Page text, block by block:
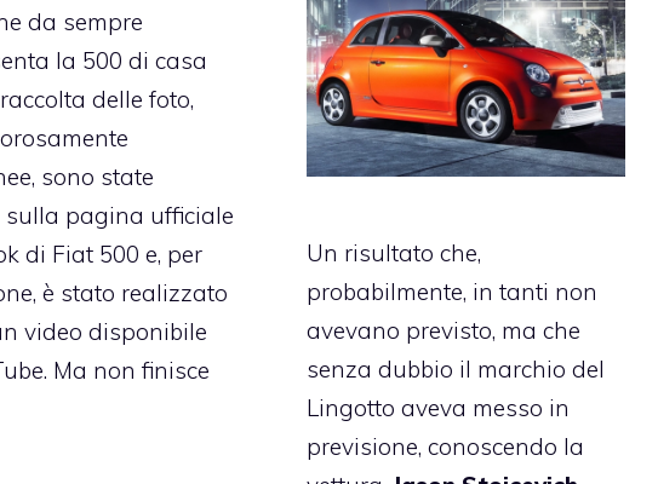
da sempre
la 500 di casa
delle foto,
sono state
sulla pagina ufficiale
di Fiat 500 e, per
è stato realizzato
video disponibile
. Ma non finisce
Un risultato che,
probabilmente, in tanti non
avevano previsto, ma che
senza dubbio il marchio del
Lingotto aveva messo in
previsione, conoscendo la